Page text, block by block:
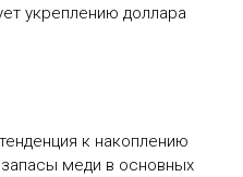
укреплению доллара
к накоплению
меди в основных